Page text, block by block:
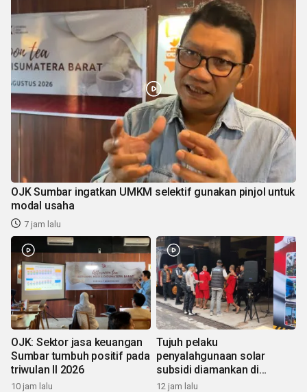
OJK Sumbar ingatkan UMKM selektif gunakan pinjol untuk
modal usaha
7 jam lalu
OJK: Sektor jasa keuangan
Sumbar tumbuh positif pada
triwulan II 2026
10 jam lalu
Tujuh pelaku
penyalahgunaan solar
subsidi diamankan di
Sumbar
12 jam lalu